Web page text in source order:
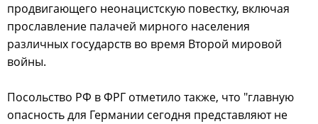
продвигающего неонацистскую повестку, включая
прославление палачей мирного населения
различных государств во время Второй мировой
войны.
Посольство РФ в ФРГ отметило также, что "главную
опасность для Германии сегодня представляют не